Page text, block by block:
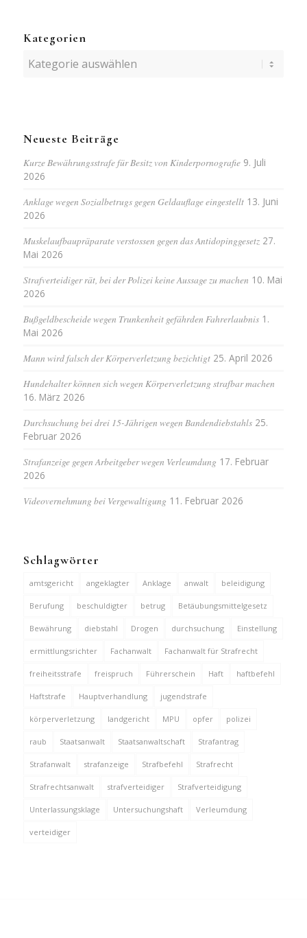
Kategorien
Kategorien
Neueste Beiträge
Kurze Bewährungsstrafe für Besitz von Kinderpornografie 9. Juli
2026
Anklage wegen Sozialbetrugs gegen Geldauflage eingestellt 13. Juni
2026
Muskelaufbaupräparate verstossen gegen das Antidopinggesetz 27.
Mai 2026
Strafverteidiger rät, bei der Polizei keine Aussage zu machen 10. Mai
2026
Bußgeldbescheide wegen Trunkenheit gefährden Fahrerlaubnis 1.
Mai 2026
Mann wird falsch der Körperverletzung bezichtigt 25. April 2026
Hundehalter können sich wegen Körperverletzung strafbar machen
16. März 2026
Durchsuchung bei drei 15-Jährigen wegen Bandendiebstahls 25.
Februar 2026
Strafanzeige gegen Arbeitgeber wegen Verleumdung 17. Februar
2026
Videovernehmung bei Vergewaltigung 11. Februar 2026
Schlagwörter
amtsgericht angeklagter Anklage anwalt beleidigung
Berufung beschuldigter betrug Betäubungsmittelgesetz
Bewährung diebstahl Drogen durchsuchung Einstellung
ermittlungsrichter Fachanwalt Fachanwalt für Strafrecht
freiheitsstrafe freispruch Führerschein Haft haftbefehl
Haftstrafe Hauptverhandlung jugendstrafe
körperverletzung landgericht MPU opfer polizei
raub Staatsanwalt Staatsanwaltschaft Strafantrag
Strafanwalt strafanzeige Strafbefehl Strafrecht
Strafrechtsanwalt strafverteidiger Strafverteidigung
Unterlassungsklage Untersuchungshaft Verleumdung
verteidiger